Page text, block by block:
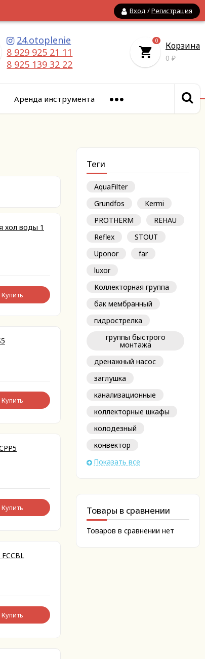
Вход /Регистрация
24.otoplenie
8 929 925 21 11
8 925 139 32 22
0 Корзина
0 ₽
Аренда инструмента
Теги
AquaFilter
Grundfos
Kermi
PROTHERM
REHAU
Reflex
STOUT
Uponor
far
luxor
Коллекторная группа
бак мембранный
гидрострелка
группы быстрого
монтажа
дренажный насос
заглушка
канализационные
коллекторные шкафы
колодезный
конвектор
Показать все
Товары в сравнении
Товаров в сравнении нет
хол воды 1
Купить
Купить
Купить
Купить